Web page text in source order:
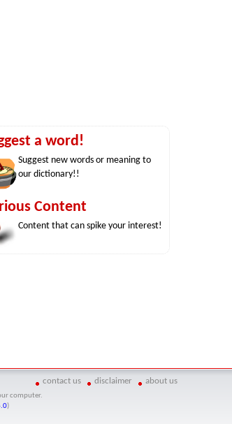
a word!
Suggest new words or meaning to
our dictionary!!
Content
Content that can spike your interest!
contact us disclaimer about us
computer.
)